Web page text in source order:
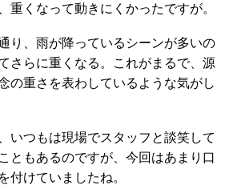
くなって動きにくかったですが。
り、雨が降っているシーンが多いの
さらに重くなる。これがまるで、源
の重さを表わしているような気がし
いつもは現場でスタッフと談笑して
ともあるのですが、今回はあまり口
付けていましたね。